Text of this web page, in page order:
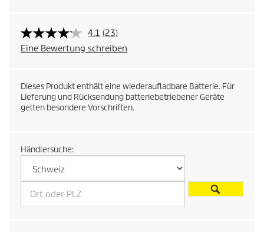
P
r
e
i
d
e
s
4.1 (23)
Eine Bewertung schreiben
Dieses Produkt enthält eine wiederaufladbare Batterie. Für
Lieferung und Rücksendung batteriebetriebener Geräte
gelten besondere Vorschriften.
Händlersuche: